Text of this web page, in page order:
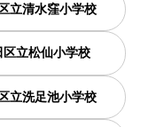
立清水窪小学校
区立松仙小学校
立洗足池小学校